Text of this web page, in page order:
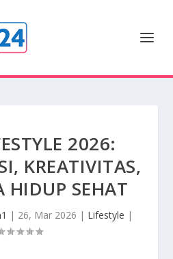
2026:
KREATIVITAS,
HIDUP SEHAT
| 26, Mar 2026 | Lifestyle |